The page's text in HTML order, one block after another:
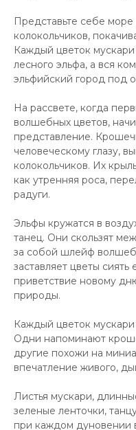
Представьте себе
колокольчиков,
Каждый цветок
лесного эльфа, а вся
эльфийский город под
На рассвете, когда
волшебных цветов,
представление.
человеческому глазу,
колокольчиков. Их
как утренняя роса,
радуги.
Эльфы кружатся в
танец. Они скользят
за собой шлейф
заставляет цветы
приветствие новому
природы.
Каждый цветок
Одни напоминают
другие похожи на
впечатление живого,
Листья мускари,
зеленые ленточки,
при каждом дуновении